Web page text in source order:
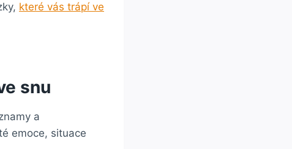
které vás trápí ve
snu
a
emoce, situace